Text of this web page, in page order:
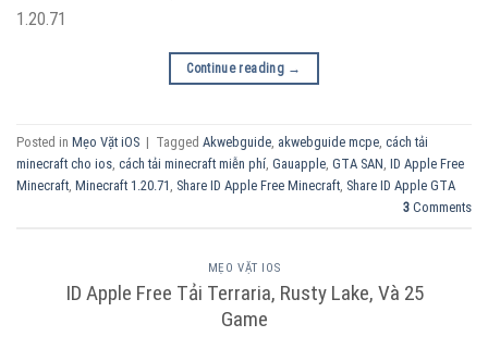
1.20.71
Continue reading →
Posted in Mẹo Vặt iOS | Tagged Akwebguide, akwebguide mcpe, cách tải
minecraft cho ios, cách tải minecraft miễn phí, Gauapple, GTA SAN, ID Apple Free
Minecraft, Minecraft 1.20.71 , Share ID Apple Free Minecraft, Share ID Apple GTA
3 Comments
MẸO VẶT IOS
ID Apple Free Tải Terraria, Rusty Lake, Và 25
Game